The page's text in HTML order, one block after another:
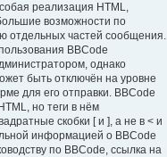
реализация HTML,
возможности по
отдельных частей сообщения.
BBCode
однако
быть отключён на уровне
для его отправки. BBCode
но теги в нём
скобки [ и ], а не в < и
информацией о BBCode
по BBCode, ссылка на